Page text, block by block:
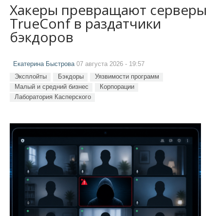
Хакеры превращают серверы
TrueConf в раздатчики
бэкдоров
Екатерина Быстрова07 августа 2026 - 19:57
Эксплойты Бэкдоры
Уязвимости программ
Малый и средний бизнес
Корпорации
Лаборатория Касперского